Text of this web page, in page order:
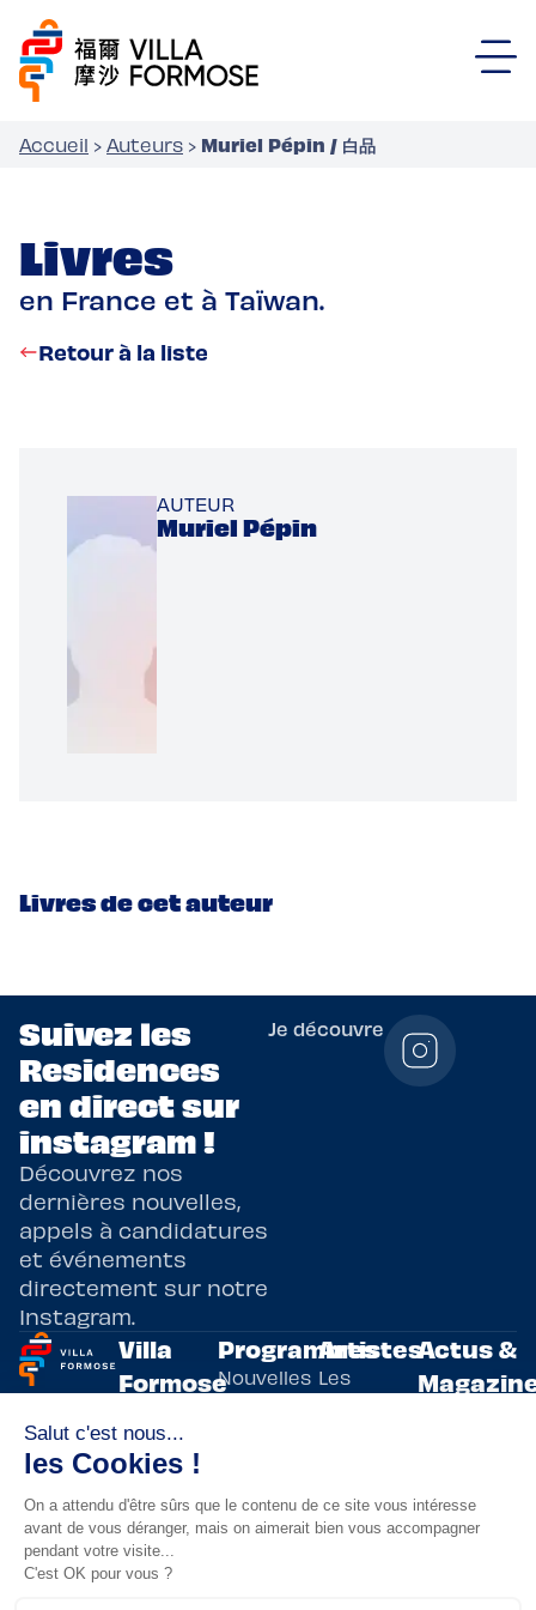
Accueil › Auteurs › Muriel Pépin / 白品
Livres
en France et à Taïwan.
Retour à la liste
AUTEUR
Muriel Pépin
Livres de cet auteur
Suivez les
Residences
en direct sur
instagram !
Découvrez nos
dernières nouvelles,
appels à candidatures
et événements
directement sur notre
Instagram.
Je découvre
Programmes
de
résidences
artistiques
bilatérales,
entre la
France et
Taïwan.
Villa
Formose
Adoptez
un artiste
Lieux de
résidence
Programmes
Nouvelles
écritures
Arts
vivants
Artistes
Les
artistes
Actus &